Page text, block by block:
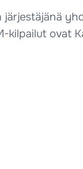
kilpailut ovat